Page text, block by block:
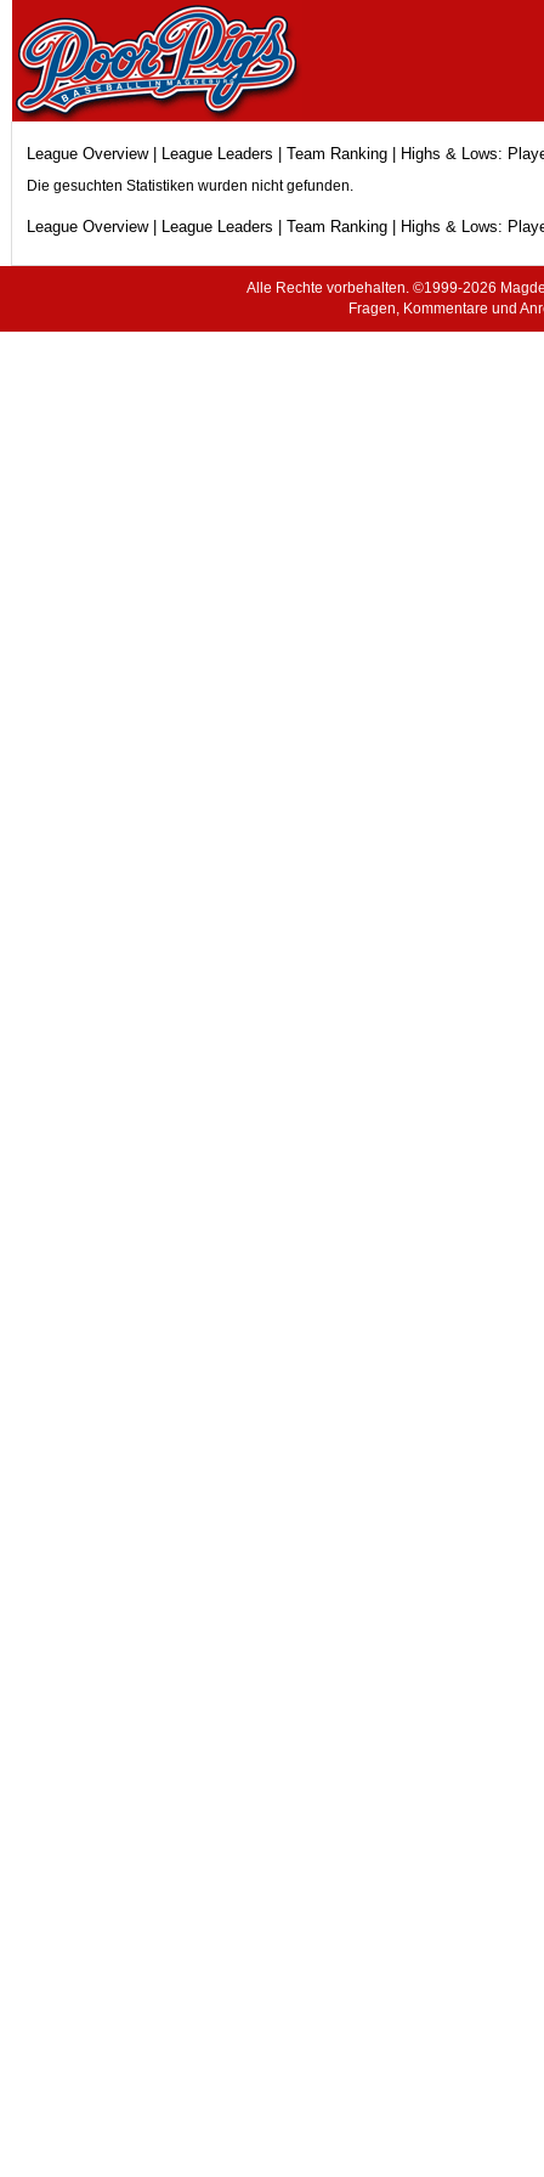
League Overview| League Leaders Team Ranking | Highs & Lows:
Die gesuchten Statistiken wurden nicht gefunden.
League Overview| League Leaders Team Ranking | Highs & Lows:
Alle Rechte vorbehalten. ©1999-2026
Fragen, Kommentare und